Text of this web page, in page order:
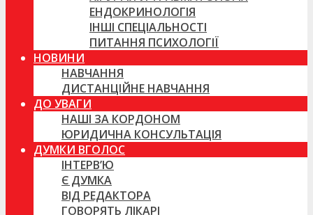
ЕНДОКРИНОЛОГІЯ
ІНШІ СПЕЦІАЛЬНОСТІ
ПИТАННЯ ПСИХОЛОГІЇ
НОВИНИ
НАВЧАННЯ
ДИСТАНЦІЙНЕ НАВЧАННЯ
ДО УВАГИ
НАШІ ЗА КОРДОНОМ
ЮРИДИЧНА КОНСУЛЬТАЦІЯ
ДУМКИ ВГОЛОС
ІНТЕРВ’Ю
Є ДУМКА
ВІД РЕДАКТОРА
ГОВОРЯТЬ ЛІКАРІ